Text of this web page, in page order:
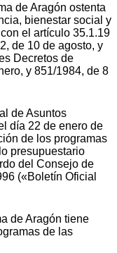
de Aragón ostenta
bienestar social y
el artículo 35.1.19
de 10 de agosto, y
Decretos de
y 851/1984, de 8
de Asuntos
día 22 de enero de
de los programas
presupuestario
del Consejo de
(«Boletín Oficial
de Aragón tiene
de las